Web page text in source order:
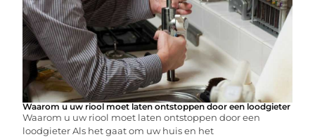
Waarom u uw riool moet laten ontstoppen door een loodgieter
Waarom u uw riool moet laten ontstoppen door een
loodgieter Als het gaat om uw huis en het